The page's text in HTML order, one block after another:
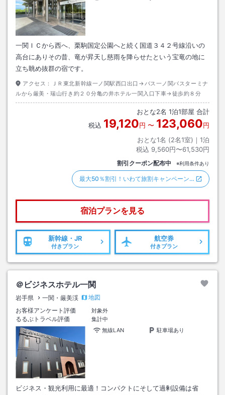
一関ＩＣから西へ、栗駒国定公園へと続く国道３４２号線沿いの
高台にありその昔、竜が昇天し慈雨を降らせたという宝竜の地に
立ち眺め抜群の宿です。
アクセス：
ＪＲ東北新幹線一ノ関駅西口出口→バス一ノ関バスターミナ
ルから厳美・瑞山行き約２０分亀の井ホテル一関入口下車→徒歩約８分
おとな2名 1泊1部屋 合計
税込 19,120円 〜 123,060円
おとな1名 (2名1室)｜ 1泊
税込 9,560円〜61,530円
割引クーポン配布中 ※利用条件あり
最大50％割引！いわて旅割キャンペーン…
宿泊プランを見る
新幹線・JR
付きプラン
航空券
付きプラン
＠ビジネスホテル一関
岩手県 一関・厳美渓
地図
お客様アンケート評価
対象外
るるぶトラベル評価
集計中
無線LAN
駐車場あり
ビジネス・観光利用に最適！コンパクトにそして過剰設備は省